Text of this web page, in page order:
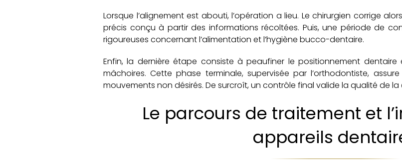
Lorsque l’alignement est abouti, l’opération a lieu. Le chirurgien corrige
précis conçu à partir des informations récoltées. Puis, une période de
rigoureuses concernant l’alimentation et l’hygiène bucco-dentaire.
Enfin, la dernière étape consiste à peaufiner le positionnement
mâchoires. Cette phase terminale, supervisée par l’orthodontiste,
mouvements non désirés. De surcroît, un contrôle final valide la qualité de
Le parcours de traitement et
appareils